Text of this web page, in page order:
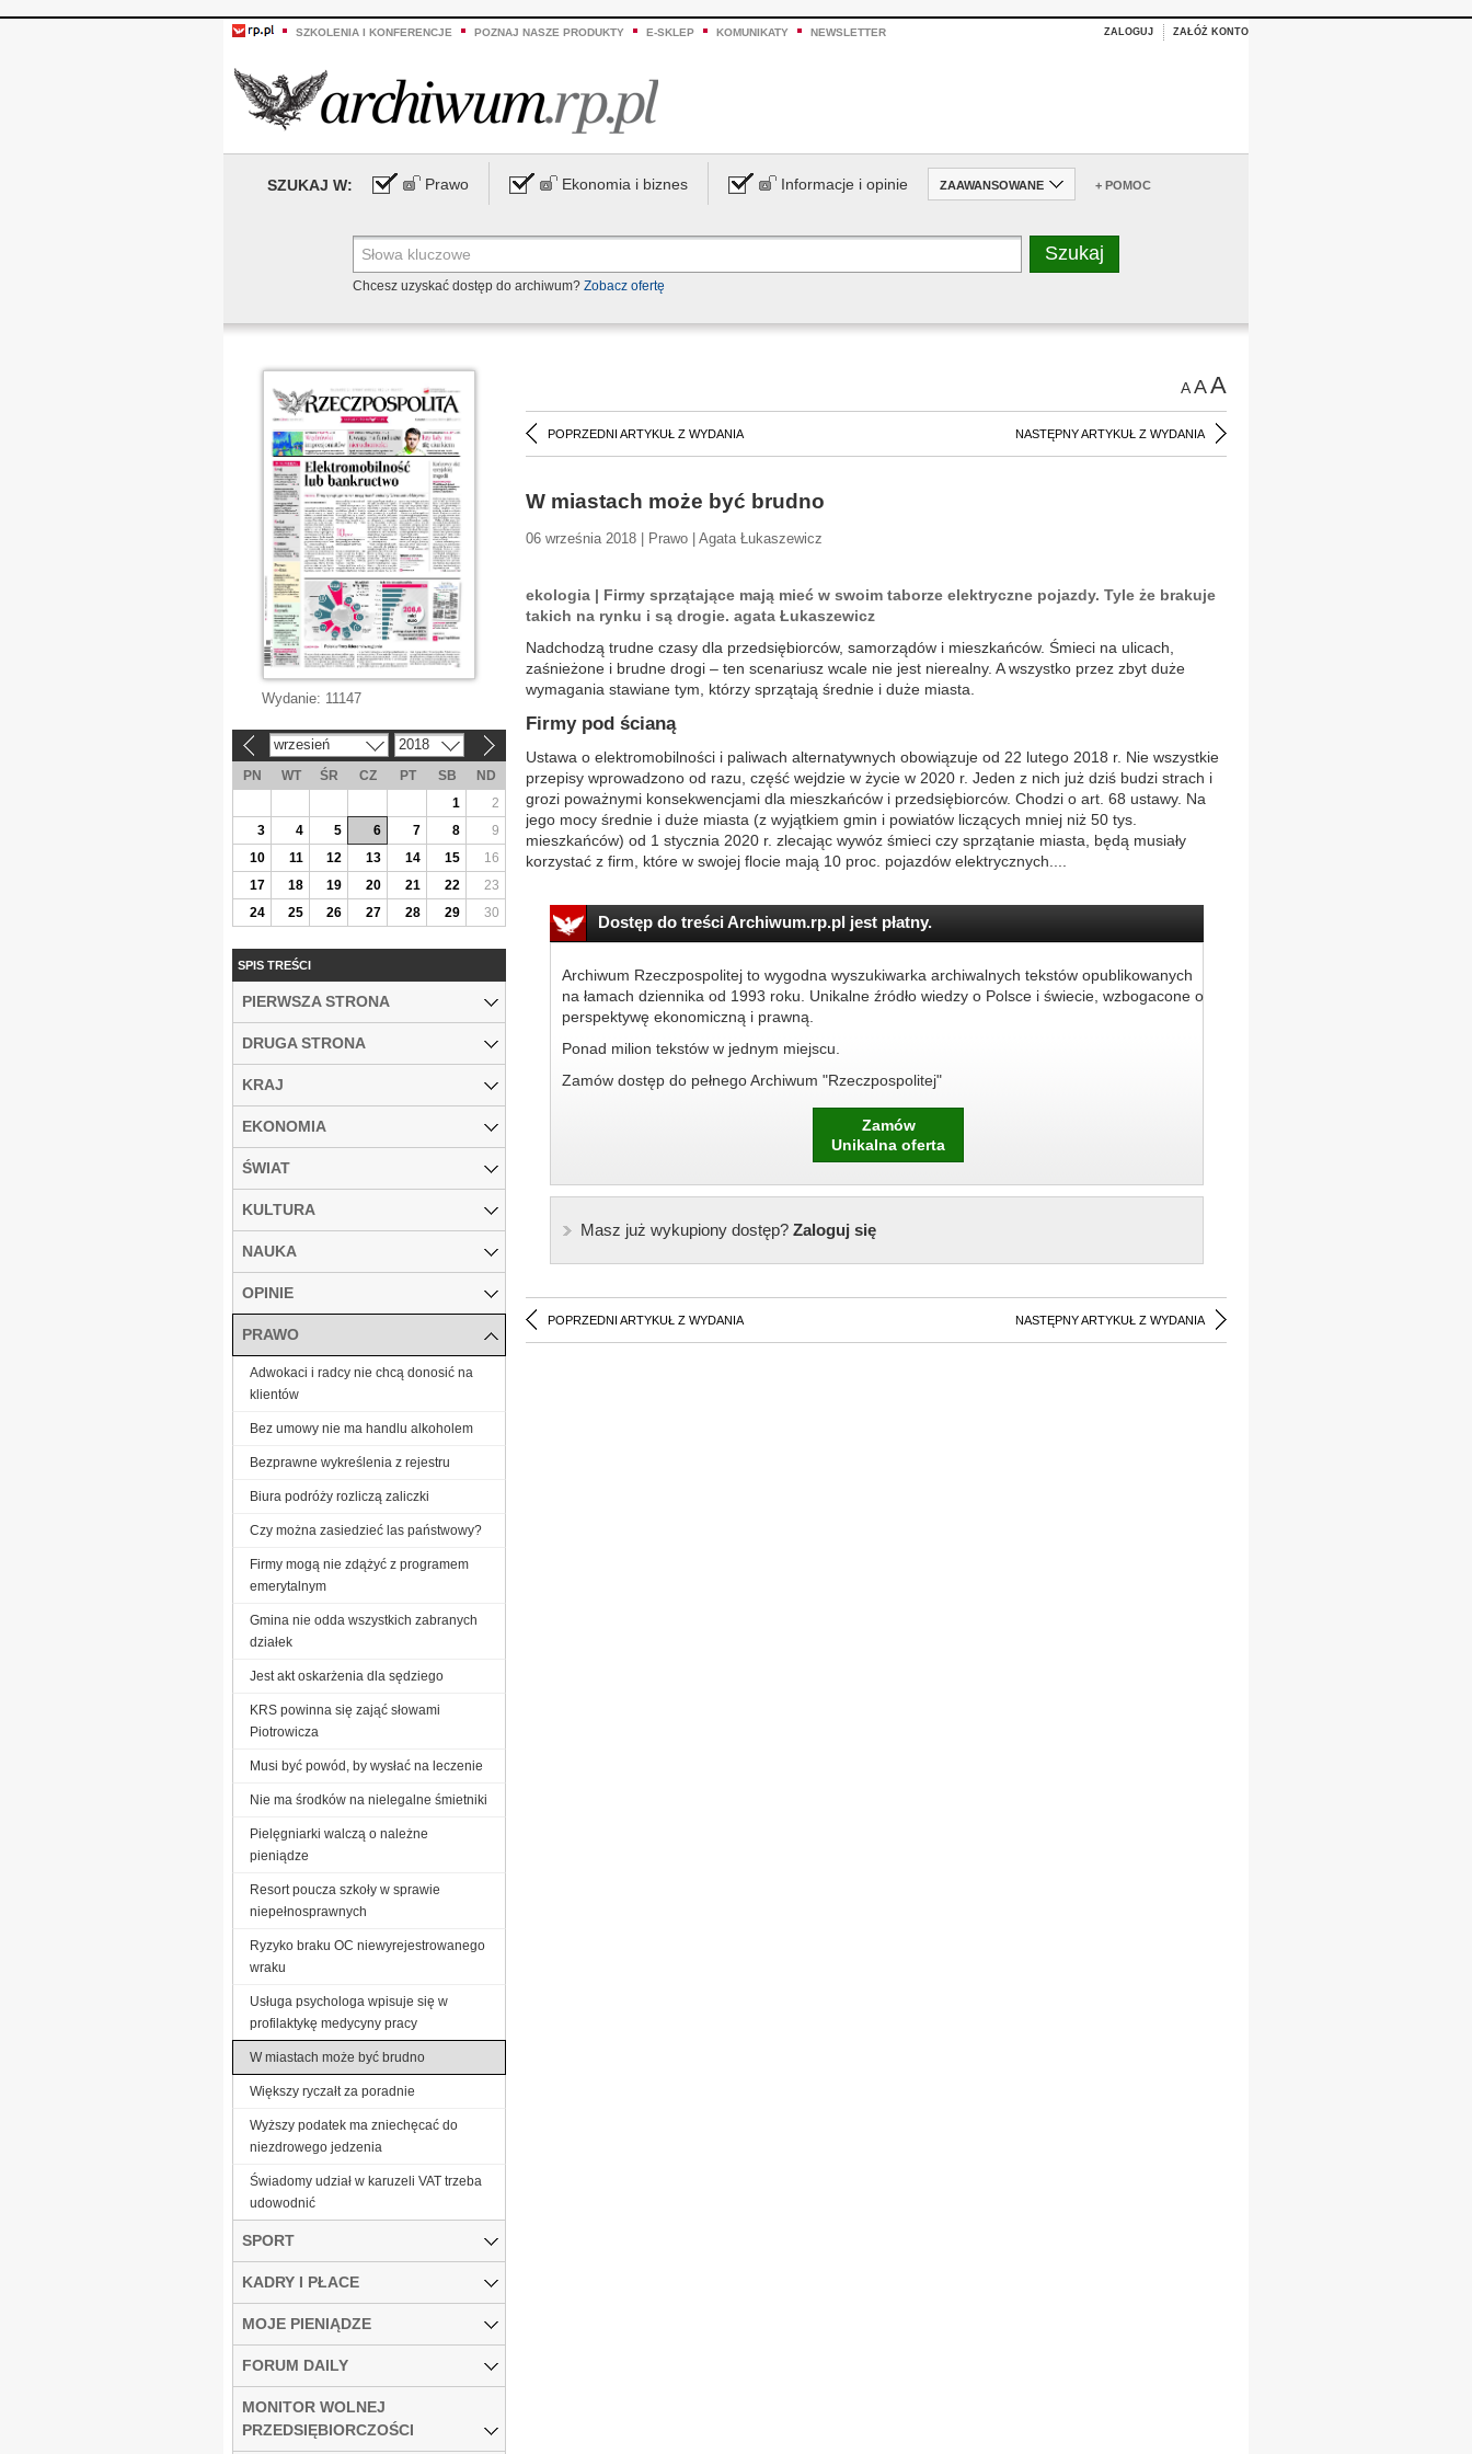
SZKOLENIA I KONFERENCJE POZNAJ NASZE PRODUKTY E-SKLEP KOMUNIKATY NEWSLETTER ZALOGUJ ZAŁÓŻ KONTO
SZUKAJ W: Prawo Ekonomia i biznes Informacje i opinie ZAAWANSOWANE + POMOC
Chcesz uzyskać dostęp do archiwum? Zobacz ofertę
AAA
POPRZEDNI ARTYKUŁ Z WYDANIA NASTĘPNY ARTYKUŁ Z WYDANIA
W miastach może być brudno
06 września 2018 | Prawo | Agata Łukaszewicz
ekologia | Firmy sprzątające mają mieć w swoim taborze elektryczne pojazdy. Tyle że brakuje
takich na rynku i są drogie. agata Łukaszewicz
Nadchodzą trudne czasy dla przedsiębiorców, samorządów i mieszkańców. Śmieci na ulicach,
zaśnieżone i brudne drogi – ten scenariusz wcale nie jest nierealny. A wszystko przez zbyt duże
wymagania stawiane tym, którzy sprzątają średnie i duże miasta.
Firmy pod ścianą
Ustawa o elektromobilności i paliwach alternatywnych obowiązuje od 22 lutego 2018 r. Nie wszystkie
przepisy wprowadzono od razu, część wejdzie w życie w 2020 r. Jeden z nich już dziś budzi strach i
grozi poważnymi konsekwencjami dla mieszkańców i przedsiębiorców. Chodzi o art. 68 ustawy. Na
jego mocy średnie i duże miasta (z wyjątkiem gmin i powiatów liczących mniej niż 50 tys.
mieszkańców) od 1 stycznia 2020 r. zlecając wywóz śmieci czy sprzątanie miasta, będą musiały
korzystać z firm, które w swojej flocie mają 10 proc. pojazdów elektrycznych....
Dostęp do treści Archiwum.rp.pl jest płatny.
Archiwum Rzeczpospolitej to wygodna wyszukiwarka archiwalnych tekstów opublikowanych
na łamach dziennika od 1993 roku. Unikalne źródło wiedzy o Polsce i świecie, wzbogacone o
perspektywę ekonomiczną i prawną.
Ponad milion tekstów w jednym miejscu.
Zamów dostęp do pełnego Archiwum "Rzeczpospolitej"
Zamów
Unikalna oferta
Masz już wykupiony dostęp?Zaloguj się
POPRZEDNI ARTYKUŁ Z WYDANIA NASTĘPNY ARTYKUŁ Z WYDANIA
Wydanie: 11147
wrzesień 2018
PN WT ŚR CZ PT SB
ND
1
2
3
4 5 6 7 8
9
10
11 12 13 14 15
16
17
18 19 20 21 22
23
24
25 26 27 28 29 30
SPIS TREŚCI
PIERWSZA STRONA
DRUGA STRONA
KRAJ
EKONOMIA
ŚWIAT
KULTURA
NAUKA
OPINIE
PRAWO
Adwokaci i radcy nie chcą donosić na
klientów
Bez umowy nie ma handlu alkoholem
Bezprawne wykreślenia z rejestru
Biura podróży rozliczą zaliczki
Czy można zasiedzieć las państwowy?
Firmy mogą nie zdążyć z programem
emerytalnym
Gmina nie odda wszystkich zabranych
działek
Jest akt oskarżenia dla sędziego
KRS powinna się zająć słowami
Piotrowicza
Musi być powód, by wysłać na leczenie
Nie ma środków na nielegalne śmietniki
Pielęgniarki walczą o należne
pieniądze
Resort poucza szkoły w sprawie
niepełnosprawnych
Ryzyko braku OC niewyrejestrowanego
wraku
Usługa psychologa wpisuje się w
profilaktykę medycyny pracy
W miastach może być brudno
Większy ryczałt za poradnie
Wyższy podatek ma zniechęcać do
niezdrowego jedzenia
Świadomy udział w karuzeli VAT trzeba
udowodnić
SPORT
KADRY I PŁACE
MOJE PIENIĄDZE
FORUM DAILY
MONITOR WOLNEJ
PRZEDSIĘBIORCZOŚCI